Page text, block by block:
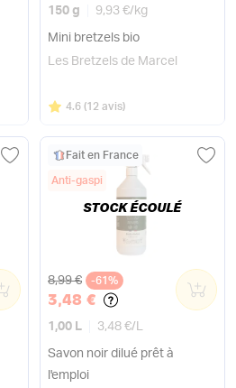
150 g 9,93 €/ kg
Mini bretzels bio
Les Bretzels de Marcel
Note
4.6 sur 5
(12 avis)
0
Fait en France
Anti-gaspi
Ancien prix
8,99 € -61%
3,48 €
1,00 L 3,48 €/ L
Savon noir dilué prêt à
l'emploi
0
STOCK ÉCOULÉ